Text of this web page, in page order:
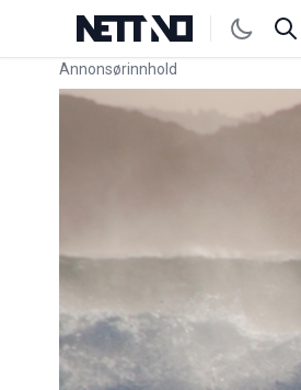
Annonsørinnhold
Link for annonse